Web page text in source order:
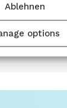
Ablehnen
options
bringt.